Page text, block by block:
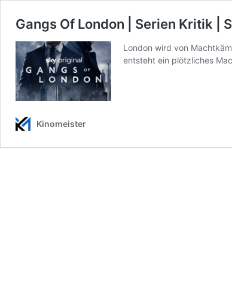
Gangs Of London | Serien Kritik |
London wird von
entsteht ein plötzliches
Kinomeister